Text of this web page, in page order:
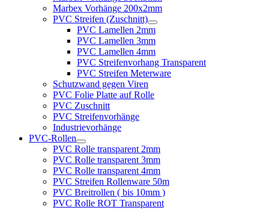
Marbex Vorhänge 200x2mm
PVC Streifen (Zuschnitt)
PVC Lamellen 2mm
PVC Lamellen 3mm
PVC Lamellen 4mm
PVC Streifenvorhang Transparent
PVC Streifen Meterware
Schutzwand gegen Viren
PVC Folie Platte auf Rolle
PVC Zuschnitt
PVC Streifenvorhänge
Industrievorhänge
PVC-Rollen
PVC Rolle transparent 2mm
PVC Rolle transparent 3mm
PVC Rolle transparent 4mm
PVC Streifen Rollenware 50m
PVC Breitrollen ( bis 10mm )
PVC Rolle ROT Transparent